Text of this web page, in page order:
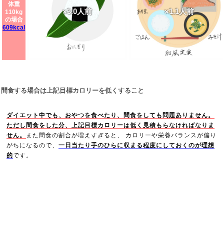
体重
110kg
の場合
609kcal
×3.0人前 ×1.1人前
間食する場合は上記目標カロリーを低くすること
ダイエット中でも、おやつを食べたり、間食をしても問題ありません。
ただし間食をした分、上記目標カロリーは低く見積もらなければなりま
せん。
また間食の割合が増えすぎると、 カロリーや栄養バランスが偏り
がちになるので、一日当たり手のひらに収まる程度にしておくのが理想
的です。